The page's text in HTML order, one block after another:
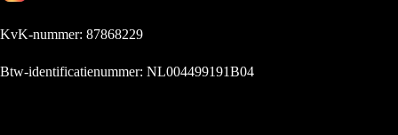
KvK-nummer: 87868229
Btw-identificatienummer: NL004499191B04